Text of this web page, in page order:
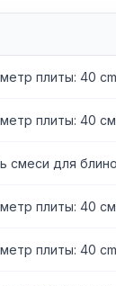
плиты: 40
плиты: 40
смеси для
плиты: 40
плиты: 40